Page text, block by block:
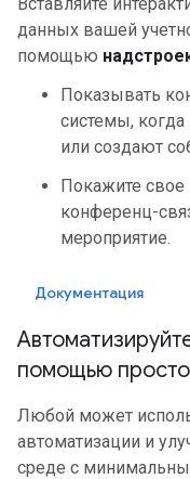
данных вашей
помощью
Показывать
системы,
или создают
Покажите
конференц-
мероприятие.
Документация
помощью
Любой может
автоматизации и
среде с